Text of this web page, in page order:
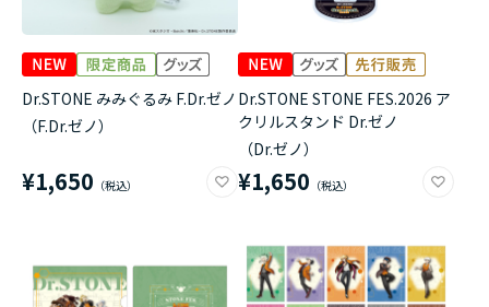
『無職転生Ⅲ ～異世界行ったら本気だす～』
『ふつつかな悪女ではございますが ～雛宮蝶鼠と
りかえ伝～』
Dr.STONE みみぐるみ F.Dr.ゼノ
（F.Dr.ゼノ）
¥1,650
Dr.STONE STONE FES.2026 ア
クリルスタンド Dr.ゼノ
（Dr.ゼノ）
¥1,650